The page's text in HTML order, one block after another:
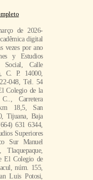
de 2026-
digital
vezes por ano
y Estudios
Social, Calle
C. P. 14000,
048, Tel. 54
Colegio de la
Carretera
km 18,5, San
Tijuana, Baja
631 6344,
Superiores
Sur Manuel
El Colegio de
núm. 155,
Luis Potosi,